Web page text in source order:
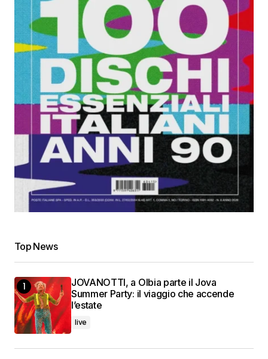
Top News
JOVANOTTI, a Olbia parte il Jova
Summer Party: il viaggio che accende
l’estate
live